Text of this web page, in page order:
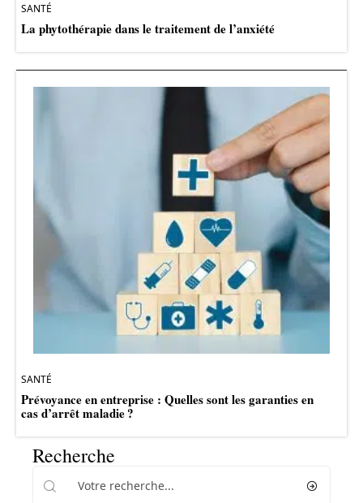
SANTÉ
La phytothérapie dans le traitement de l’anxiété
SANTÉ
Prévoyance en entreprise : Quelles sont les garanties en
cas d’arrêt maladie ?
Recherche